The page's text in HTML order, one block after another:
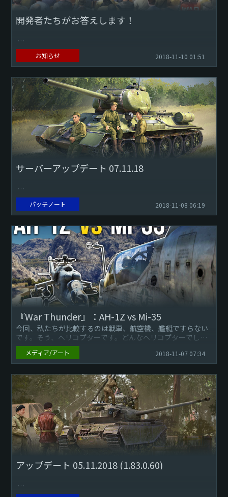
開発者たちがお答えします！
親愛なるプレイヤーの皆様へ Q&Aについて、再び『War
Thunder』プロデューサーのヴィヤチェスラフ・ブラーニコ
フと一緒にお答えします！
...
お知らせ 2018-11-10 01:51
サーバーアップデート 07.11.18
海戦の変更：
軽巡洋艦で、駆逐艦のリスポーンポイントを使用するか選択
できるようになりました。
高度での航空機のスポーンを修正しました。
中型爆撃機と重型爆撃機が...
パッチノート 2018-11-08 06:19
『War Thunder』：AH-1Z vs Mi-35
今回、私たちが比較するのは戦車、航空機、艦艇ですらない
です。そう、ヘリコプターです。どんなヘリコプターでしょ
うか！最高ランクに飾る2機のヘリコプター、ロシアMi-35と
アメリカAH...
メディア/アート 2018-11-07 07:34
アップデート 05.11.2018 (1.83.0.60)